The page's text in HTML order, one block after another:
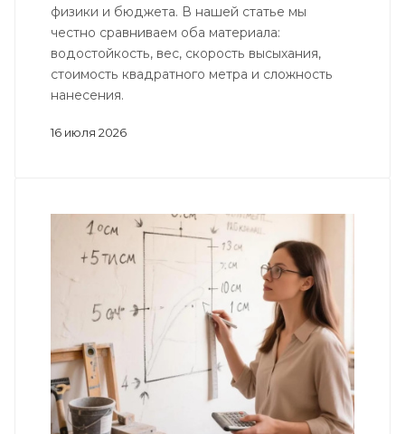
16 июля 2026
физики и бюджета. В нашей статье мы
честно сравниваем оба материала:
водостойкость, вес, скорость высыхания,
стоимость квадратного метра и сложность
нанесения.